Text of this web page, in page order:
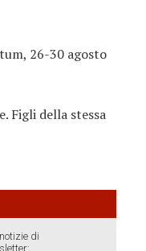
26-30 agosto
Figli della stessa
di